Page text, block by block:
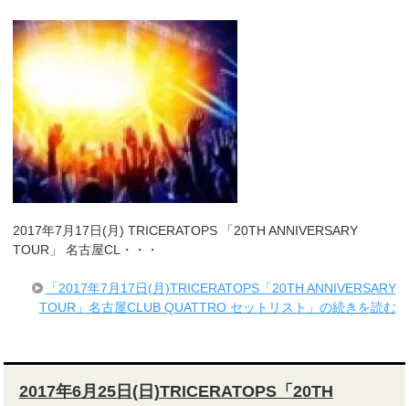
2017年7月17日(月) TRICERATOPS 「20TH ANNIVERSARY
TOUR」 名古屋CL・・・
「2017年7月17日(月)TRICERATOPS「20TH ANNIVERSARY
TOUR」名古屋CLUB QUATTRO セットリスト」の続きを読む
2017年6月25日(日)TRICERATOPS「20TH